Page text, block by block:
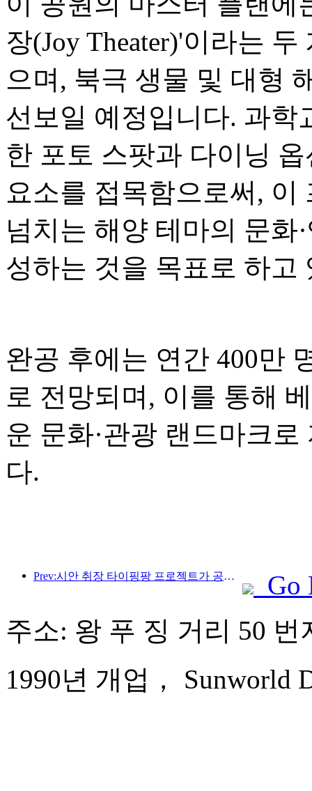
장(Joy Theater)'이라는
으며, 북극 생물 및 대형
선보일 예정입니다. 과학
한 포토 스팟과 다이닝
요소를 접목함으로써,
넘치는 해양 테마의 문화
성하는 것을 목표로 하고
완공 후에는 연간 400만
로 전망되며, 이를 통해
운 문화·관광 랜드마크
다.
Prev:시안 취장 타이핑팡 프로젝트가 공식적으로 착공했으며, 총 건축 면적은 13만 7천 제곱미터입니다.
Go
주소: 왕 푸 징 거리 50
1990년 개업， Sunworld